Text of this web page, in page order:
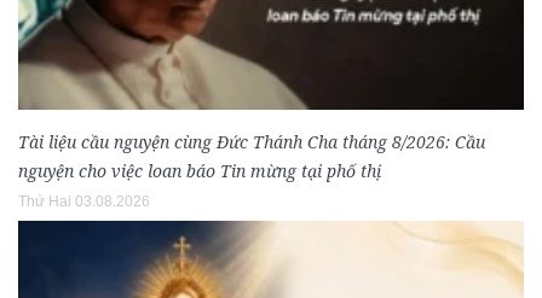
Tài liệu cầu nguyện cùng Đức Thánh Cha tháng 8/2026: Cầu
nguyện cho việc loan báo Tin mừng tại phố thị
Thứ Hai 03.08.2026